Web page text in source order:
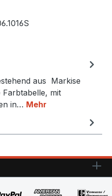
aus Markise
mit
in… Mehr